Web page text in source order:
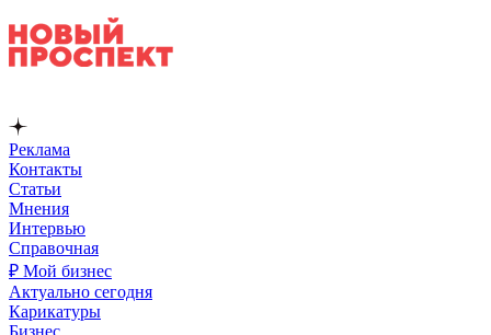
Реклама
Контакты
Статьи
Мнения
Интервью
Справочная
₽ Мой бизнес
Актуально сегодня
Карикатуры
Бизнес